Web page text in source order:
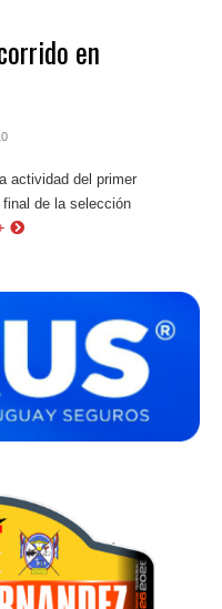
en
actividad del primer
de la selección